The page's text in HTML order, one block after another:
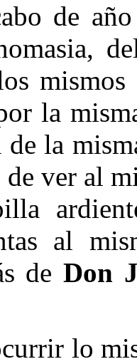
de
mismos
la
de la
de ver al
al
de Don
lo